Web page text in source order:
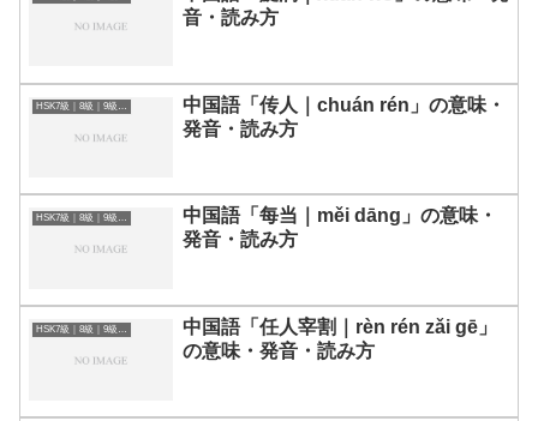
音・読み方
HSK7級｜8級｜9級レベルの中国語
中国語「传人｜chuán rén」の意味・
発音・読み方
HSK7級｜8級｜9級レベルの中国語
中国語「每当｜měi dāng」の意味・
発音・読み方
HSK7級｜8級｜9級レベルの中国語
中国語「任人宰割｜rèn rén zǎi gē」
の意味・発音・読み方